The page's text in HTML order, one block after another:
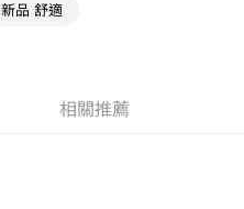
新品 舒適
相關推薦